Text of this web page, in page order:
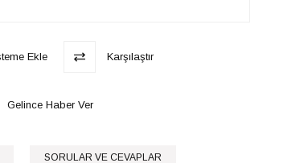
Ekle Karşılaştır
Gelince Haber Ver
SORULAR VE CEVAPLAR